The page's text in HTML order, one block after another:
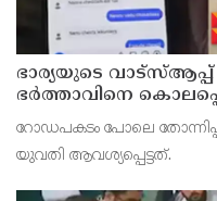
ഭാര്യയുടെ
ഭര്‍ത്താവിനെ
റോഡപകടമാക്കി
പദ്ധതിയിട്ട
റോഡപകടം പോലെ
യുവതി ആവശ്യപ്പെട്ടത്.